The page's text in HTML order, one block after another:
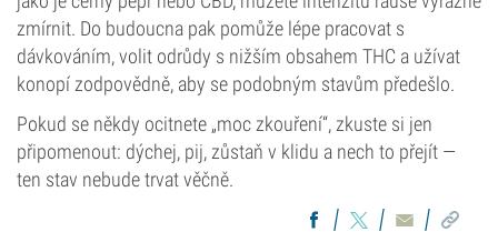
zmírnit. Do budoucna pak pomůže lépe pracovat s
dávkováním, volit odrůdy s nižším obsahem THC a užívat
konopí zodpovědně, aby se podobným stavům předešlo.
Pokud se někdy ocitnete „moc zkouření“, zkuste si jen
připomenout: dýchej, pij, zůstaň v klidu a nech to přejít —
ten stav nebude trvat věčně.